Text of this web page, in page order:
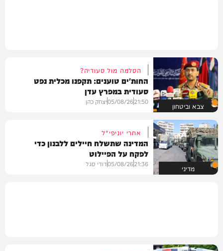
צבא וביטחון
הסלמה מול סעודיה?
החות'ים טוענים: תקפנו מכלית נפט
סעודית במפרץ עדן
21:50
05/08/26יצחק כהן
מדיני
אחרי יוניפי"ל
המדינה שתשלח חיילים ללבנון כדי
לפקח על הפיילוט
21:36
05/08/26דודי סגל